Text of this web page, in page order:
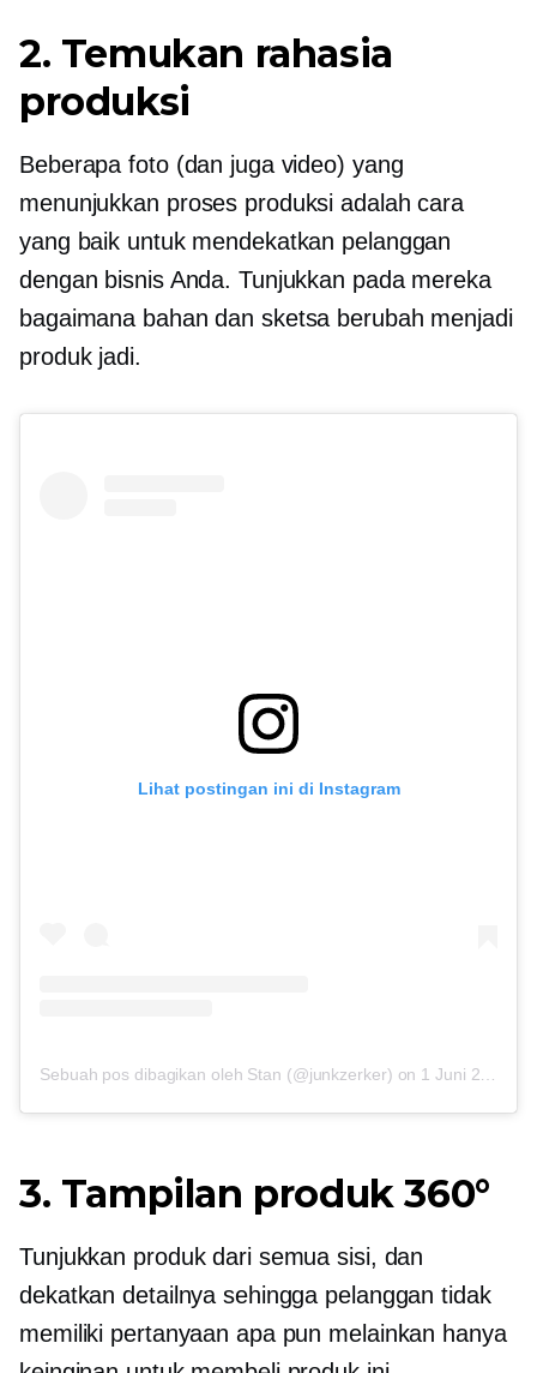
2. Temukan rahasia
produksi
Beberapa foto (dan juga video) yang
menunjukkan proses produksi adalah cara
yang baik untuk mendekatkan pelanggan
dengan bisnis Anda. Tunjukkan pada mereka
bagaimana bahan dan sketsa berubah menjadi
produk jadi.
Lihat postingan ini di Instagram
Sebuah pos dibagikan oleh Stan (@junkzerker) on 1 Juni 2017 pukul 10:01 PDT
3. Tampilan produk 360°
Tunjukkan produk dari semua sisi, dan
dekatkan detailnya sehingga pelanggan tidak
memiliki pertanyaan apa pun melainkan hanya